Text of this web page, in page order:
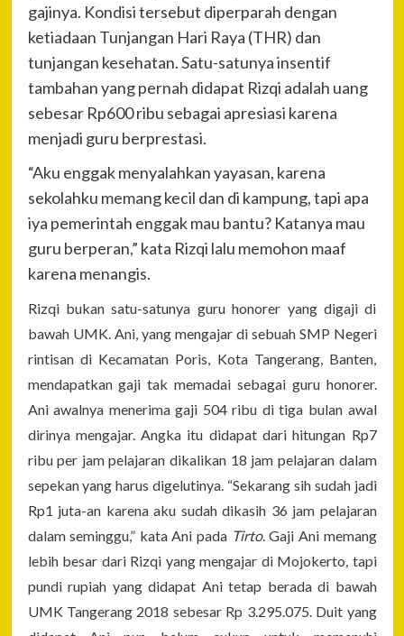
gajinya. Kondisi tersebut diperparah dengan
ketiadaan Tunjangan Hari Raya (THR) dan
tunjangan kesehatan. Satu-satunya insentif
tambahan yang pernah didapat Rizqi adalah uang
sebesar Rp600 ribu sebagai apresiasi karena
menjadi guru berprestasi.
“Aku enggak menyalahkan yayasan, karena
sekolahku memang kecil dan di kampung, tapi apa
iya pemerintah enggak mau bantu? Katanya mau
guru berperan,” kata Rizqi lalu memohon maaf
karena menangis.
Rizqi bukan satu-satunya guru honorer yang digaji di
bawah UMK. Ani, yang mengajar di sebuah SMP Negeri
rintisan di Kecamatan Poris, Kota Tangerang, Banten,
mendapatkan gaji tak memadai sebagai guru honorer.
Ani awalnya menerima gaji 504 ribu di tiga bulan awal
dirinya mengajar. Angka itu didapat dari hitungan Rp7
ribu per jam pelajaran dikalikan 18 jam pelajaran dalam
sepekan yang harus digelutinya. “Sekarang sih sudah jadi
Rp1 juta-an karena aku sudah dikasih 36 jam pelajaran
dalam seminggu,” kata Ani pada Tirto. Gaji Ani memang
lebih besar dari Rizqi yang mengajar di Mojokerto, tapi
pundi rupiah yang didapat Ani tetap berada di bawah
UMK Tangerang 2018 sebesar Rp 3.295.075. Duit yang